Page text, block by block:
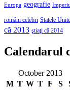
Europa geografie
români celebri Statele
că 2013 ştiaţi că 2014
Calendarul
October 2013
M T W T F S